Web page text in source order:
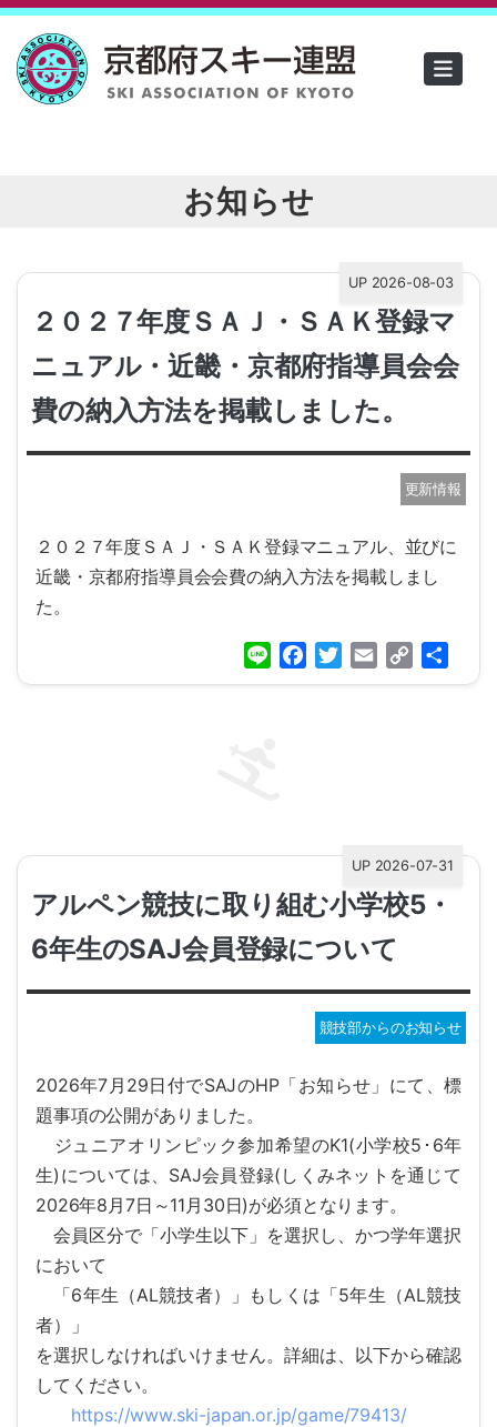
お知らせ
２０２７年度ＳＡＪ・ＳＡＫ登録マ
ニュアル・近畿・京都府指導員会会
費の納入方法を掲載しました。
UP 2026-08-03
更新情報
２０２７年度ＳＡＪ・ＳＡＫ登録マニュアル、並びに
近畿・京都府指導員会会費の納入方法を掲載しまし
た。
Line FacebookTwitterEmail Copy
Link有
アルペン競技に取り組む小学校5・
6年生のSAJ会員登録について
UP 2026-07-31
競技部からのお知らせ
2026年7月29日付でSAJのHP「お知らせ」にて、標
題事項の公開がありました。
ジュニアオリンピック参加希望のK1(小学校5･6年
生)については、SAJ会員登録(しくみネットを通じて
2026年8月7日 ～11月30日)が必須となります。
会員区分で「小学生以下」を選択し、かつ学年選択
において
「6年生（AL競技者）」もしくは「5年生（AL競技
者）」
を選択しなければいけません。詳細は、以下から確認
してください。
https://www.ski-japan.or.jp/game/79413/